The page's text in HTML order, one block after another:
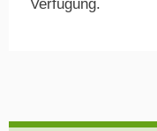
Verfügung.